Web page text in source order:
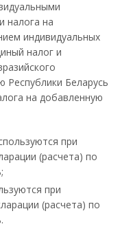
налога на
индивидуальных
налог и
Республики Беларусь
на добавленную
при
(расчета) по
при
(расчета) по